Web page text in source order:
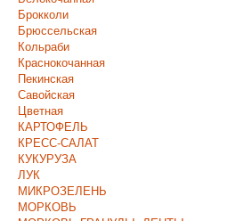
Брокколи
Брюссельская
Кольраби
Краснокочанная
Пекинская
Савойская
Цветная
КАРТОФЕЛЬ
КРЕСС-САЛАТ
КУКУРУЗА
ЛУК
МИКРОЗЕЛЕНЬ
МОРКОВЬ